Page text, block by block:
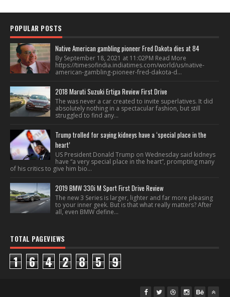
POPULAR POSTS
Native American gambling pioneer Fred Dakota dies at 84
By September 18, 2021 at 11:02PM Read More
https://timesofindia.indiatimes.com/world/us/native-
american-gambling-pioneer-fred-dakota-d...
2018 Maruti Suzuki Ertiga Review First Drive
The was never a car created to invite superlatives. It did
absolutely nothing in a spectacular fashion, but still
struggled to find any...
Trump trolled for saying kidneys have a ‘special place in the
heart’
US President Donald Trump on Wednesday said kidneys
have “a very special place in the heart”, prompting many
of his critics to give him bio...
2019 BMW 330i M Sport First Drive Review
The new 3 Series is larger, lighter and far more pleasing
to your inner geek. But is that what really matters? After
all, even BMW define...
TOTAL PAGEVIEWS
1 6 4 2 8 5 9